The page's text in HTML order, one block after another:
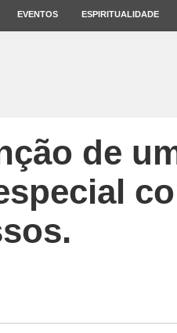
EVENTOS ESPIRITUALIDADE
de